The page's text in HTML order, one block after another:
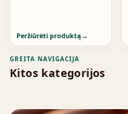
Peržiūrėti produktą →
GREITA NAVIGACIJA
Kitos kategorijos